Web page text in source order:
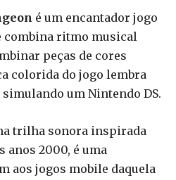
é um encantador jogo
combina ritmo musical
peças de cores
colorida do jogo lembra
um Nintendo DS.
trilha sonora inspirada
anos 2000, é uma
aos jogos mobile daquela